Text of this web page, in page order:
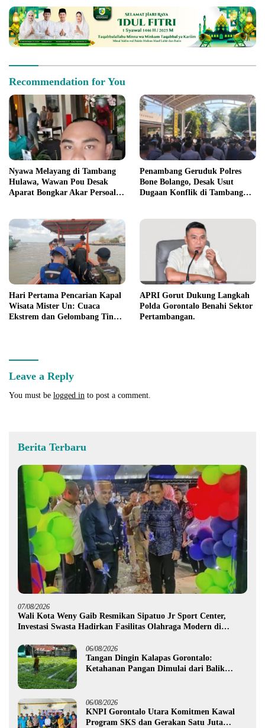
Recommendation for You
Nyawa Melayang di Tambang
Hulawa, Wawan Pou Desak
Aparat Bongkar Akar Persoalan
Penambang Geruduk Polres
Bone Bolango, Desak Usut
Dugaan Konflik di Tambang
Hari Pertama Pencarian Kapal
Wisata Mister Un: Cuaca
Ekstrem dan Gelombang Tinggi
APRI Gorut Dukung Langkah
Polda Gorontalo Benahi Sektor
Pertambangan.
Leave a Reply
You must be logged in to post a comment.
Berita Terbaru
07/08/2026
Wali Kota Weny Gaib Resmikan Sipatuo Jr Sport Center,
Investasi Swasta Hadirkan Fasilitas Olahraga Modern di
06/08/2026
Tangan Dingin Kalapas Gorontalo:
Ketahanan Pangan Dimulai dari Balik
06/08/2026
KNPI Gorontalo Utara Komitmen Kawal
Program SKS dan Gerakan Satu Juta